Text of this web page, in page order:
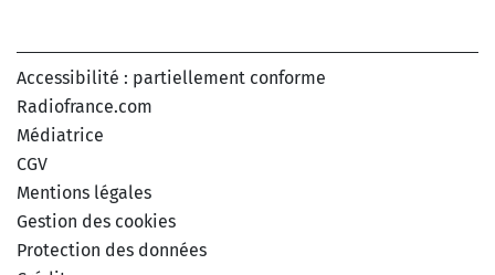
Accessibilité : partiellement conforme
Radiofrance.com
Médiatrice
CGV
Mentions légales
Gestion des cookies
Protection des données